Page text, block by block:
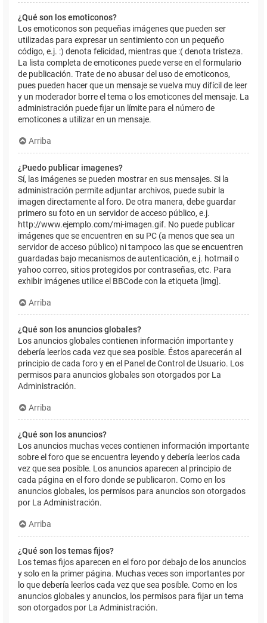
¿Qué son los emoticonos?
Los emoticonos son pequeñas imágenes que pueden ser
utilizadas para expresar un sentimiento con un pequeño
código, e.j. :) denota felicidad, mientras que :( denota tristeza.
La lista completa de emoticones puede verse en el formulario
de publicación. Trate de no abusar del uso de emoticonos,
pues pueden hacer que un mensaje se vuelva muy difícil de leer
y un moderador borre el tema o los emoticones del mensaje. La
administración puede fijar un límite para el número de
emoticones a utilizar en un mensaje.
Arriba
¿Puedo publicar imagenes?
Sí, las imágenes se pueden mostrar en sus mensajes. Si la
administración permite adjuntar archivos, puede subir la
imagen directamente al foro. De otra manera, debe guardar
primero su foto en un servidor de acceso público, e.j.
http://www.ejemplo.com/mi-imagen.gif. No puede publicar
imágenes que se encuentren en su PC (a menos que sea un
servidor de acceso público) ni tampoco las que se encuentren
guardadas bajo mecanismos de autenticación, e.j. hotmail o
yahoo correo, sitios protegidos por contraseñas, etc. Para
exhibir imágenes utilice el BBCode con la etiqueta [img].
Arriba
¿Qué son los anuncios globales?
Los anuncios globales contienen información importante y
debería leerlos cada vez que sea posible. Éstos aparecerán al
principio de cada foro y en el Panel de Control de Usuario. Los
permisos para anuncios globales son otorgados por La
Administración.
Arriba
¿Qué son los anuncios?
Los anuncios muchas veces contienen información importante
sobre el foro que se encuentra leyendo y debería leerlos cada
vez que sea posible. Los anuncios aparecen al principio de
cada página en el foro donde se publicaron. Como en los
anuncios globales, los permisos para anuncios son otorgados
por La Administración.
Arriba
¿Qué son los temas fijos?
Los temas fijos aparecen en el foro por debajo de los anuncios
y solo en la primer página. Muchas veces son importantes por
lo que debería leerlos cada vez que sea posible. Como en los
anuncios globales y anuncios, los permisos para fijar un tema
son otorgados por La Administración.